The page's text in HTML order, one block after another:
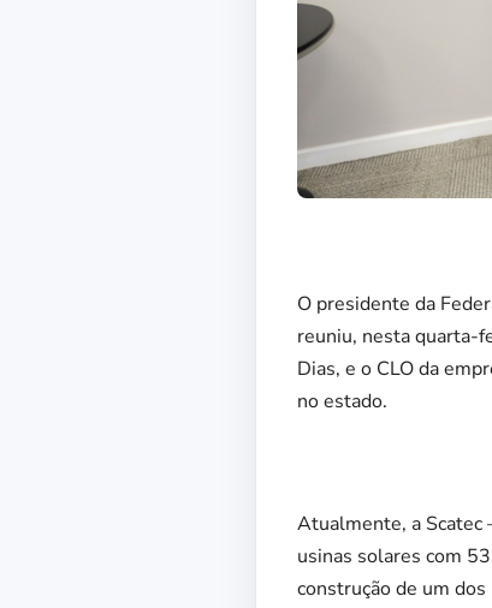
O presidente da
reuniu, nesta quarta-
Dias, e o CLO da
no estado.
Atualmente, a Scatec
usinas solares com
construção de um